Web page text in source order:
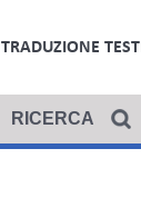
TRADUZIONE TESTI